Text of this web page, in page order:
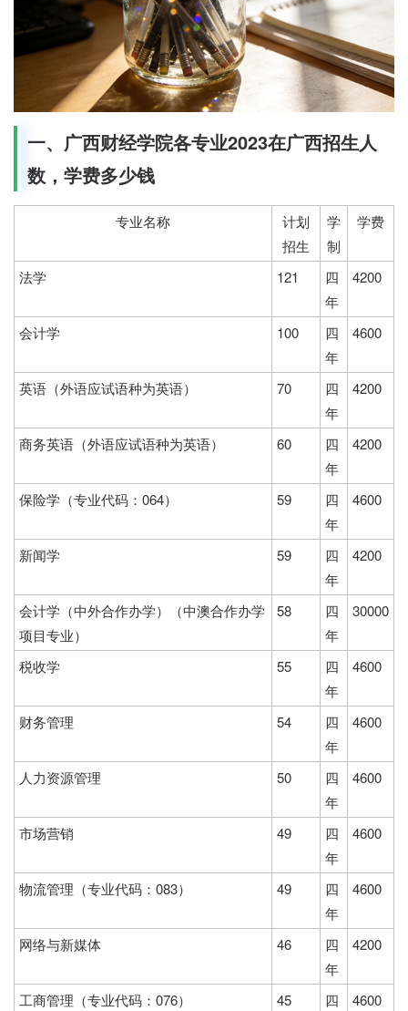
一、广西财经学院各专业2023在广西招生人
数，学费多少钱
专业名称
计划
招生
学
制
学费
法学 121
四
年
4200
会计学 100
四
年
4600
英语（外语应试语种为英语） 70
四
年
4200
商务英语（外语应试语种为英语） 60
四
年
4200
保险学（专业代码：064） 59
四
年
4600
新闻学 59
四
年
4200
会计学（中外合作办学）（中澳合作办学
项目专业）
58
四
年
30000
税收学 55
四
年
4600
财务管理 54
四
年
4600
人力资源管理 50
四
年
4600
市场营销 49
四
年
4600
物流管理（专业代码：083） 49
四
年
4600
网络与新媒体 46
四
年
4200
工商管理（专业代码：076） 45
四
4600